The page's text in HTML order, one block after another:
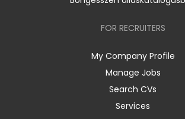
FOR RECRUITERS
My Company Profile
Manage Jobs
Search CVs
Services